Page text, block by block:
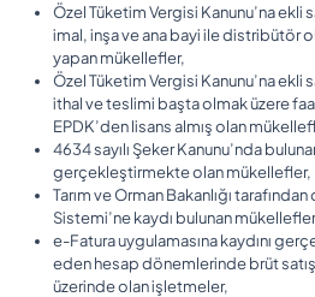
Özel Tüketim Vergisi Kanunu’na ekli
imal, inşa ve ana bayi ile distribütör
yapan mükellefler,
Özel Tüketim Vergisi Kanunu’na ekli
ithal ve teslimi başta olmak üzere
EPDK’den lisans almış olan
4634 sayılı Şeker Kanunu’nda
gerçekleştirmekte olan mükellefler,
Tarım ve Orman Bakanlığı
Sistemi’ne kaydı bulunan
e-Fatura uygulamasına kaydını
eden hesap dönemlerinde brüt satış
üzerinde olan işletmeler,